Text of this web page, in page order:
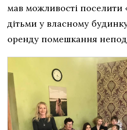
мав можливості поселити
дітьми у власному
оренду помешкання